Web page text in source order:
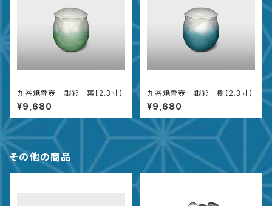
九谷焼骨壺 銀彩 葉【2.3寸】
¥9,680
九谷焼骨壺 銀彩 樹【2.3寸】
¥9,680
その他の商品